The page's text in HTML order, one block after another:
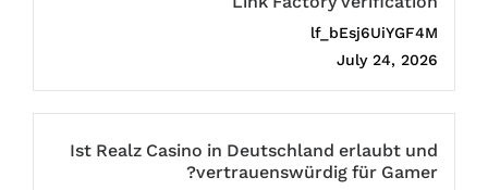
lf_bEsj6UiYGF4M
July 24, 2026
Ist Realz Casino in Deutschland erlaubt und
vertrauenswürdig für Gamer?